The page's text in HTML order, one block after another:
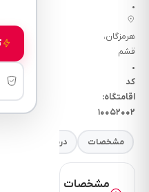
•
هرمزگان،
قشم
•
کد
اقامتگاه:
۱۰۰۵۲۰۰۲
مشخصات درباره
مشخصات